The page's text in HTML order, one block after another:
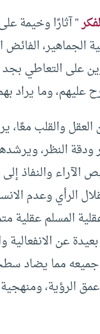
” آثارًا وخيمة
الجماهير، الفائض
على التعاطي
عليهم، وما يراد
والقلب معًا،
ودقة النظر،
والنفاذ إلى
الرأي وعدم
المسلم عقلية
عن الانفعالية
جميعه مما يضاد
الرؤية، ومنهجية